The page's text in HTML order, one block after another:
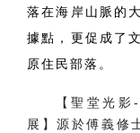
落在海岸山脈的
據點，更促成了
原住民部落。
【聖堂光
展】源於傅義修